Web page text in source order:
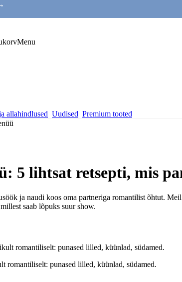
Menu
allahindlused Uudised Premium tooted
5 lihtsat retsepti, mis
ja naudi koos oma partneriga romantilist õhtut.
saab lõpuks suur show.
romantiliselt: punased lilled, küünlad, südamed.